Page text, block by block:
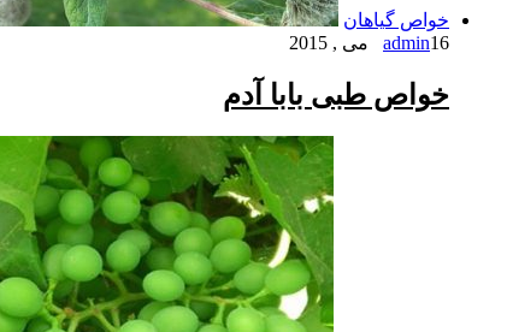
خواص گیاهان
admin16 می , 2015
خواص طبی بابا آدم